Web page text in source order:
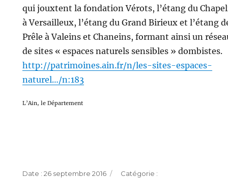
qui jouxtent la fondation Vérots, l’étang du
à Versailleux, l’étang du Grand Birieux et l’étang
Prêle à Valeins et Chaneins, formant ainsi un
de sites « espaces naturels sensibles » dombistes.
http://patrimoines.ain.fr/n/les-sites-espaces-
naturel…/n:183
L’Ain, le Département
Publié
26 septembre 2016
Catégories